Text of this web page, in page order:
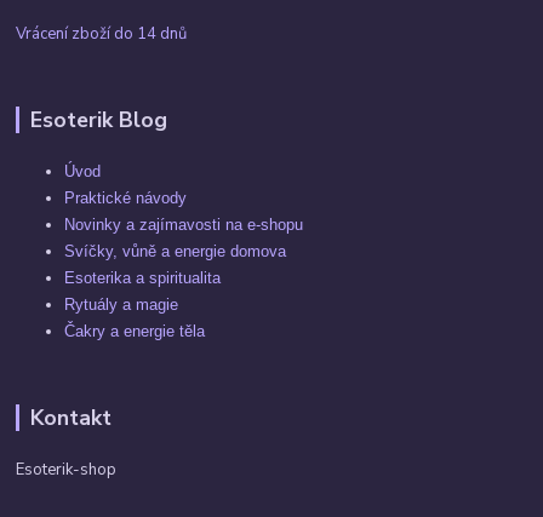
Vrácení zboží do 14 dnů
Esoterik Blog
Úvod
Praktické návody
Novinky a zajímavosti na e-shopu
Svíčky, vůně a energie domova
Esoterika a spiritualita
Rytuály a magie
Čakry a energie těla
Kontakt
Esoterik-shop